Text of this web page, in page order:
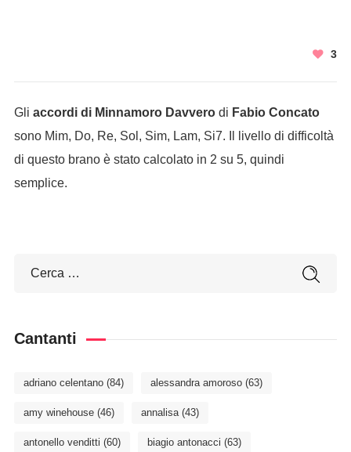
3
Gli accordi di Minnamoro Davverodi Fabio Concato
sono Mim, Do, Re, Sol, Sim, Lam, Si7. Il livello di difficoltà
di questo brano è stato calcolato in 2 su 5, quindi
semplice.
Cantanti
adriano celentano(84) alessandra amoroso(63)
amy winehouse(46) annalisa(43)
antonello venditti (60) biagio antonacci (63)